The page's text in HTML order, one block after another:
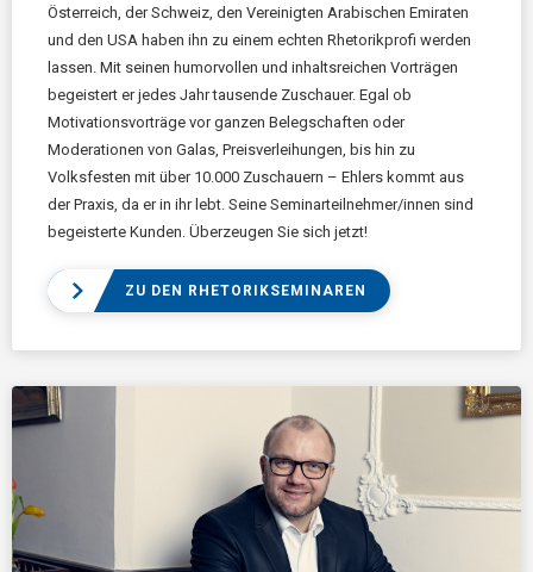
Österreich, der Schweiz, den Vereinigten Arabischen Emiraten
und den USA haben ihn zu einem echten Rhetorikprofi werden
lassen. Mit seinen humorvollen und inhaltsreichen Vorträgen
begeistert er jedes Jahr tausende Zuschauer. Egal ob
Motivationsvorträge vor ganzen Belegschaften oder
Moderationen von Galas, Preisverleihungen, bis hin zu
Volksfesten mit über 10.000 Zuschauern – Ehlers kommt aus
der Praxis, da er in ihr lebt. Seine Seminarteilnehmer/innen sind
begeisterte Kunden. Überzeugen Sie sich jetzt!
ZU DEN RHETORIKSEMINAREN